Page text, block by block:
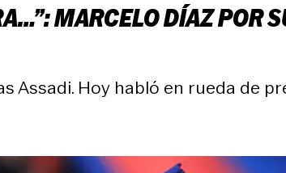
MARCELO DÍAZ POR
Assadi. Hoy habló en rueda de